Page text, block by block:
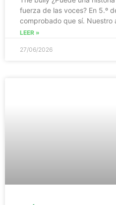
fuerza de las voces? En 5.º
comprobado que sí. Nuestro
LEER »
27/06/2026